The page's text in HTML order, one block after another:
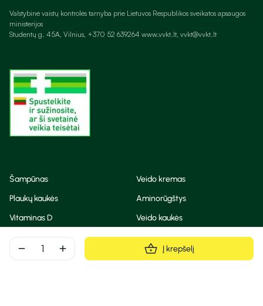
remove add Į krepšelį
Valstybinė vaistų kontrolės tarnyba prie Lietuvos Respublikos sveikatos apsaugos
ministerijos
Studentų g. 45A, Vilnius, +370 52 639264 www.vvkt.lt, vvkt@vvkt.lt
Šampūnas
Veido kremas
Plaukų kaukės
Aminorūgštys
Vitaminas D
Veido kaukės
Korėjietiška kosmetika
Eteriniai aliejai
Dezodorantas
BB ir CC kremas